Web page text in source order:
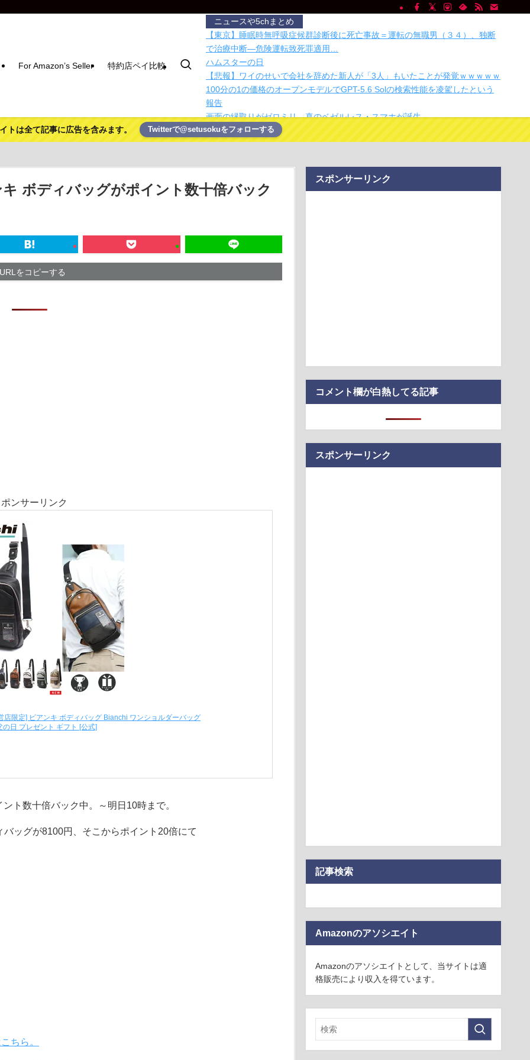
For Amazon’s Seller 特約店ペイ比較
ニュースや5chまとめ
【東京】睡眠時無呼吸症候群診断後に死亡事故＝運転の無職男（３４）、独断
で治療中断―危険運転致死罪適用…
ハムスターの日
【悲報】ワイのせいで会社を辞めた新人が「3人」もいたことが発覚ｗｗｗｗｗ
100分の1の価格のオープンモデルでGPT-5.6 Solの検索性能を凌駕したという
報告
画面の縁取りがゼロミリ。真のベゼルレス・スマホが誕生
機能を絞ったAIコーディングツール「Pi」が高性能な理由とは？4つの基本機能
でAIコストを抑える仕組…
熊本地震、発生後に居酒屋店内から温泉が吹き出す
【狂気】米政府「黒人の梅毒患者399人を治療せず放置したらどうなるか見た
ろ！」→40年間続けてしまう
ドコモ・バイクシェアの障害、あす7日復旧へ--背景に「NOLL」刷新へのシス
テム移行
専門家「日本車はダサい、見てて恥ずかしい」
トは全て記事に広告を含みます。 Twitterで@setusokuをフォローする
ボディバッグがポイント数十倍バック
URLをコピーする
ンサーリンク
限定] ビアンキ ボディバッグ Bianchi ワンショルダーバッグ
日 プレゼント ギフト [公式]
ト数十倍バック中。～明日10時まで。
ッグが8100円、そこからポイント20倍にて
ちら。
スポンサーリンク
コメント欄が白熱してる記事
スポンサーリンク
記事検索
Amazonのアソシエイト
Amazonのアソシエイトとして、当サイトは適
格販売により収入を得ています。